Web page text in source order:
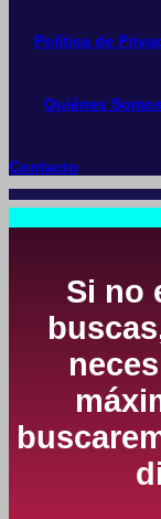
Política de
Quiénes Somos
Contacto
Si no